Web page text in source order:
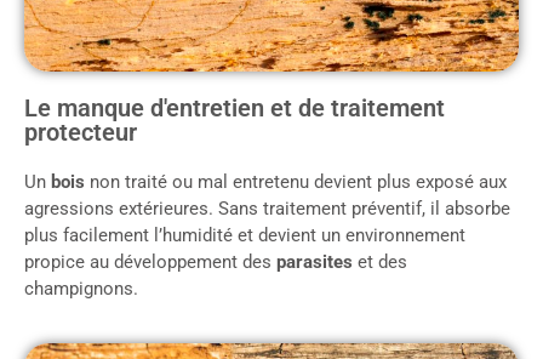
Le manque d'entretien et de traitement
protecteur
Un bois non traité ou mal entretenu devient plus exposé aux
agressions extérieures. Sans traitement préventif, il absorbe
plus facilement l’humidité et devient un environnement
propice au développement des parasites et des
champignons.